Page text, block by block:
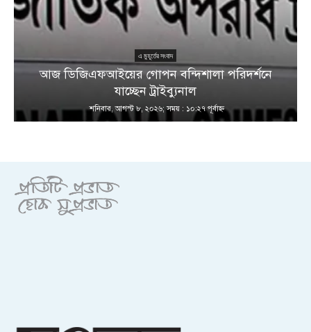
এ মুহূর্তের সংবাদ
আজ ডিজিএফআইয়ের গোপন বন্দিশালা পরিদর্শনে
যাচ্ছেন ট্রাইব্যুনাল
শনিবার, আগস্ট ৮, ২০২৬; সময় : ১০:২৭ পূর্বাহ্ণ